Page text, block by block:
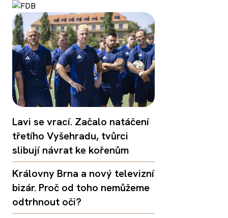
Lavi se vrací. Začalo natáčení
třetího Vyšehradu, tvůrci
slibují návrat ke kořenům
Královny Brna a nový televizní
bizár. Proč od toho nemůžeme
odtrhnout oči?